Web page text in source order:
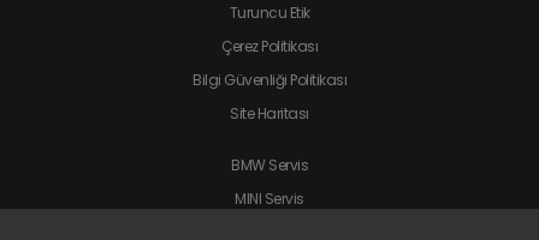
Turuncu Etik
Çerez Politikası
Bilgi Güvenliği Politikası
Site Haritası
BMW Servis
MINI Servis